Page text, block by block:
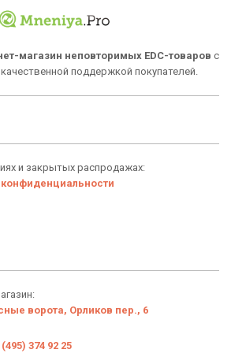
магазин неповторимых EDC-товаров с
поддержкой покупателей.
и закрытых распродажах:
конфиденциальности
ворота, Орликов пер., 6
374 92 25